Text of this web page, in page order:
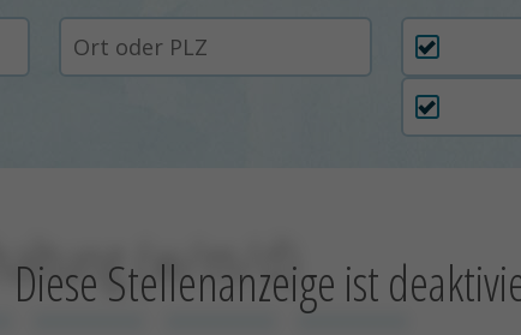
Diese Stellenanzeige ist
(w/m/d)
xxxxxxxxxx